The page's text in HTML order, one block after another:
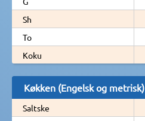
Sh
To
Koku
Køkken (Engelsk og metrisk)
Saltske